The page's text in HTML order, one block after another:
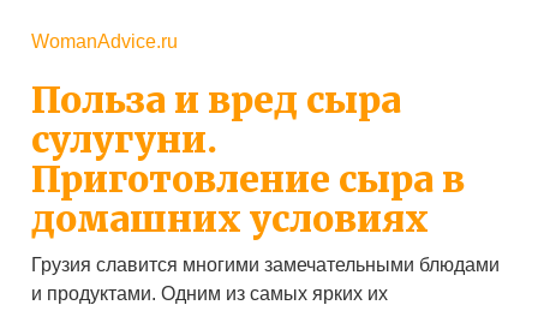
WomanAdvice.ru
Польза и вред сыра
сулугуни.
Приготовление сыра в
домашних условиях
Грузия славится многими замечательными блюдами
и продуктами. Одним из самых ярких их